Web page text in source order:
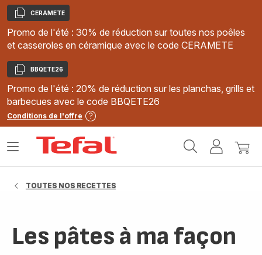
Copier
CERAMETE
Promo de l'été : 30% de réduction sur toutes nos poêles
et casseroles en céramique avec le code CERAMETE
Copier
BBQETE26
Promo de l'été : 20% de réduction sur les planchas, grills et
barbecues avec le code BBQETE26
Conditions de l'offre
MonMon
Ouvrir
TOUTES NOS RECETTES
Les pâtes à ma façon